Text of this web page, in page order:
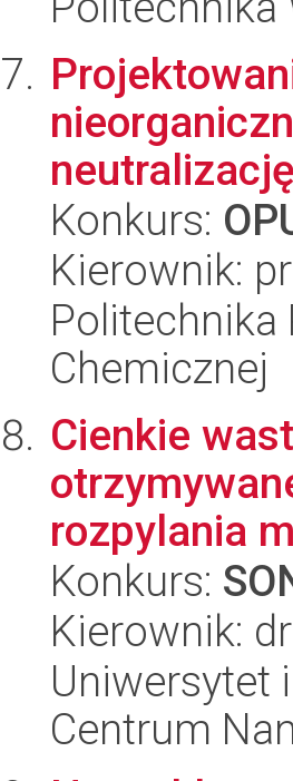
Konkurs:
Kierownik:
Politechnika
Chemicznej
Cienkie
rozpylania
Konkurs:
Kierownik:
Uniwersytet
Centrum